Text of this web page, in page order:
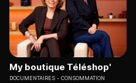
My boutique Téléshop'
DOCUMENTAIRES CONSOMMATION